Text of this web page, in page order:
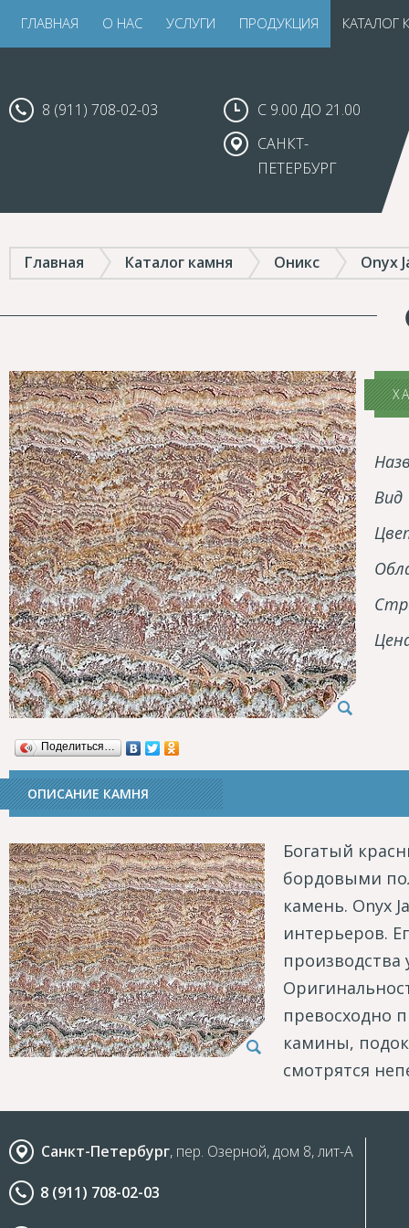
ГЛАВНАЯ О НАС УСЛУГИ ПРОДУКЦИЯ КАТАЛОГ
8 (911) 708-02-03
С 9.00 ДО 21.00
САНКТ-
ПЕТЕРБУРГ
Главная Каталог камня Оникс Onyx
Вид
Поделиться…
ОПИСАНИЕ КАМНЯ
Богатый
бордовыми
камень. Onyx
интерьеров.
превосходно
камины,
смотрятся
Санкт-Петербург, пер. Озерной, дом 8, лит-А
8 (911) 708-02-03